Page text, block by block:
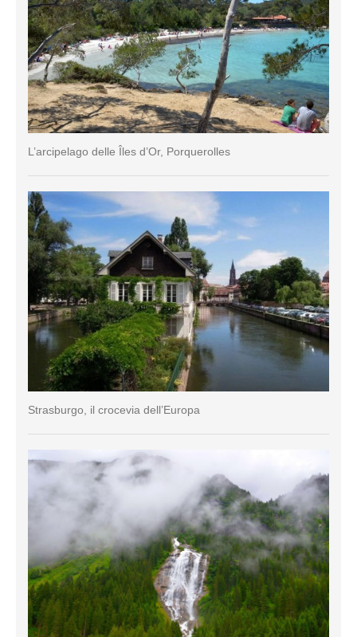
L’arcipelago delle Îles d’Or, Porquerolles
Strasburgo, il crocevia dell’Europa